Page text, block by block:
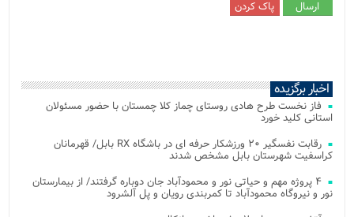
اخبار برگزیده
فاز نخست طرح هادی روستای چماز کلا چمستان با حضور مسئولان
استانی کلید خورد
رقابت نفسگیر ۲۰ ورزشکار حرفه ای در باشگاه RX بابل/ قهرمانان
کراسفیت شهرستان بابل مشخص شدند
۴ پروژه مهم و حیاتی نور و محمودآباد جان دوباره گرفتند/ از بیمارستان
نور و نیروگاه محمودآباد تا کمربندی رویان و پل آلشرود